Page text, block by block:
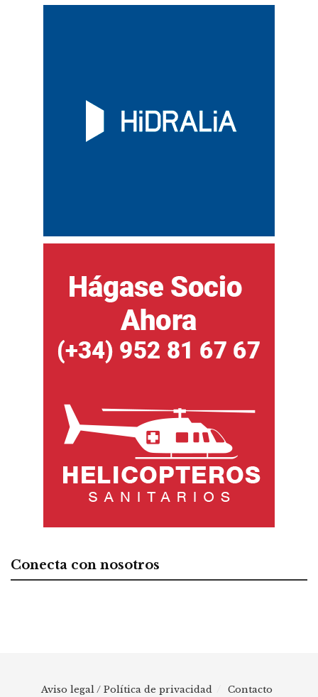
Conecta con nosotros
Aviso legal / Política de privacidad Contacto